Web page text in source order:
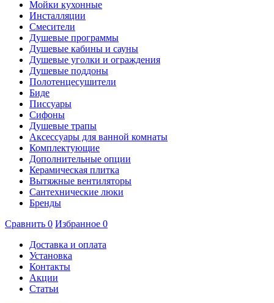
Мойки кухонные
Инсталляции
Смесители
Душевые программы
Душевые кабины и сауны
Душевые уголки и ограждения
Душевые поддоны
Полотенцесушители
Биде
Писсуары
Сифоны
Душевые трапы
Аксессуары для ванной комнаты
Комплектующие
Дополнительные опции
Керамическая плитка
Вытяжные вентиляторы
Сантехнические люки
Бренды
Сравнить 0 Избранное 0
Доставка и оплата
Установка
Контакты
Акции
Статьи